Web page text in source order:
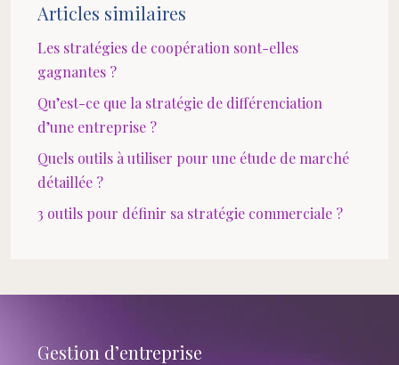
Articles similaires
Les stratégies de coopération sont-elles
gagnantes ?
Qu’est-ce que la stratégie de différenciation
d’une entreprise ?
Quels outils à utiliser pour une étude de marché
détaillée ?
3 outils pour définir sa stratégie commerciale ?
Gestion d’entreprise